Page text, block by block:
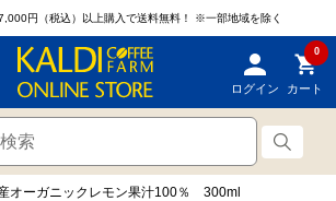
円（税込）以上購入で送料無料！ ※一部地域を除く
ログイン
0
カート
オーガニックレモン果汁100％ 300ml